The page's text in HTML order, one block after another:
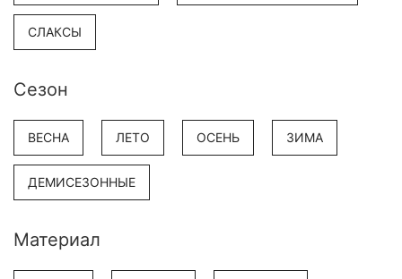
СЛАКСЫ
Сезон
ВЕСНА ЛЕТО ОСЕНЬ ЗИМА
ДЕМИСЕЗОННЫЕ
Материал